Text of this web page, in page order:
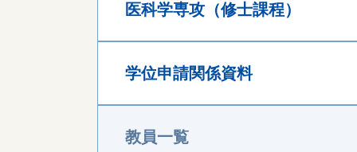
医科学専攻（修士課程）
学位申請関係資料
教員一覧